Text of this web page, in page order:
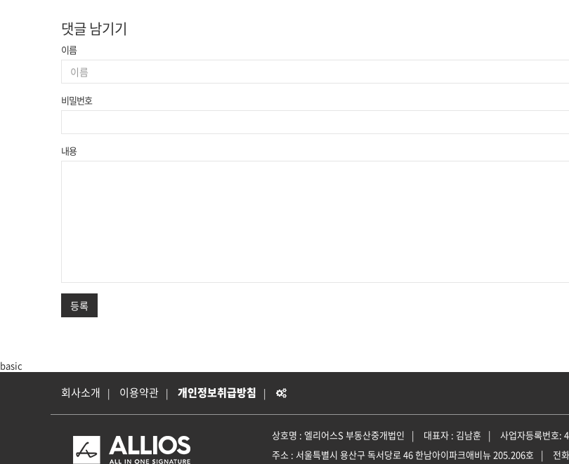
댓글 남기기
이름
비밀번호
내용
등록
basic
회사소개 이용약관 개인정보취급방침
상호명 : 엘리어스S 부동산중개법인 대표자 : 김남훈 사업자등록번호:
주소 : 서울특별시 용산구 독서당로 46 한남아이파크애비뉴 205.206호 전